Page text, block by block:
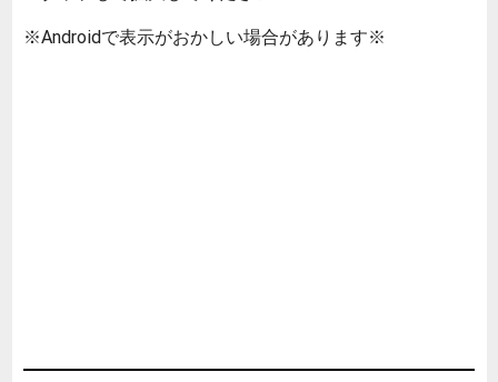
※Androidで表示がおかしい場合があります※